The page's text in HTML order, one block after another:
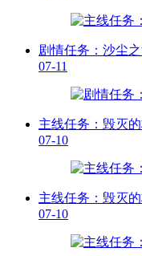
剧情任务：沙尘
07-11
主线任务：毁灭
07-10
主线任务：毁灭
07-10